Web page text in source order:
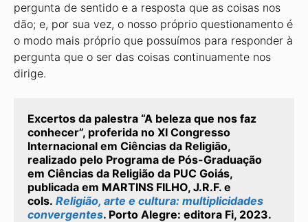
pergunta de sentido e a resposta que as coisas nos
dão; e, por sua vez, o nosso próprio questionamento é
o modo mais próprio que possuímos para responder à
pergunta que o ser das coisas continuamente nos
dirige.
Excertos da palestra “A beleza que nos faz
conhecer”, proferida no XI Congresso
Internacional em Ciências da Religião,
realizado pelo Programa de Pós-Graduação
em Ciências da Religião da PUC Goiás,
publicada em MARTINS FILHO, J.R.F. e
cols. Religião, arte e cultura: multiplicidades
convergentes. Porto Alegre: editora Fi, 2023.